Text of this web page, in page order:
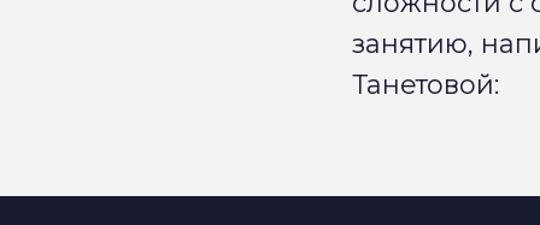
занятию,
Танетовой: